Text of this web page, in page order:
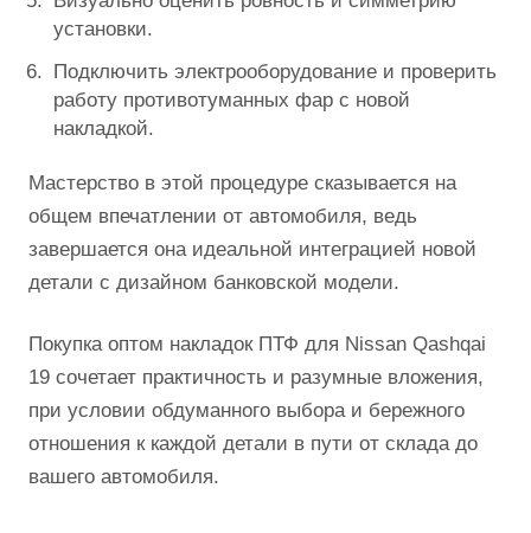
установки.
Подключить электрооборудование и проверить
работу противотуманных фар с новой
накладкой.
Мастерство в этой процедуре сказывается на
общем впечатлении от автомобиля, ведь
завершается она идеальной интеграцией новой
детали с дизайном банковской модели.
Покупка оптом накладок ПТФ для Nissan Qashqai
19 сочетает практичность и разумные вложения,
при условии обдуманного выбора и бережного
отношения к каждой детали в пути от склада до
вашего автомобиля.